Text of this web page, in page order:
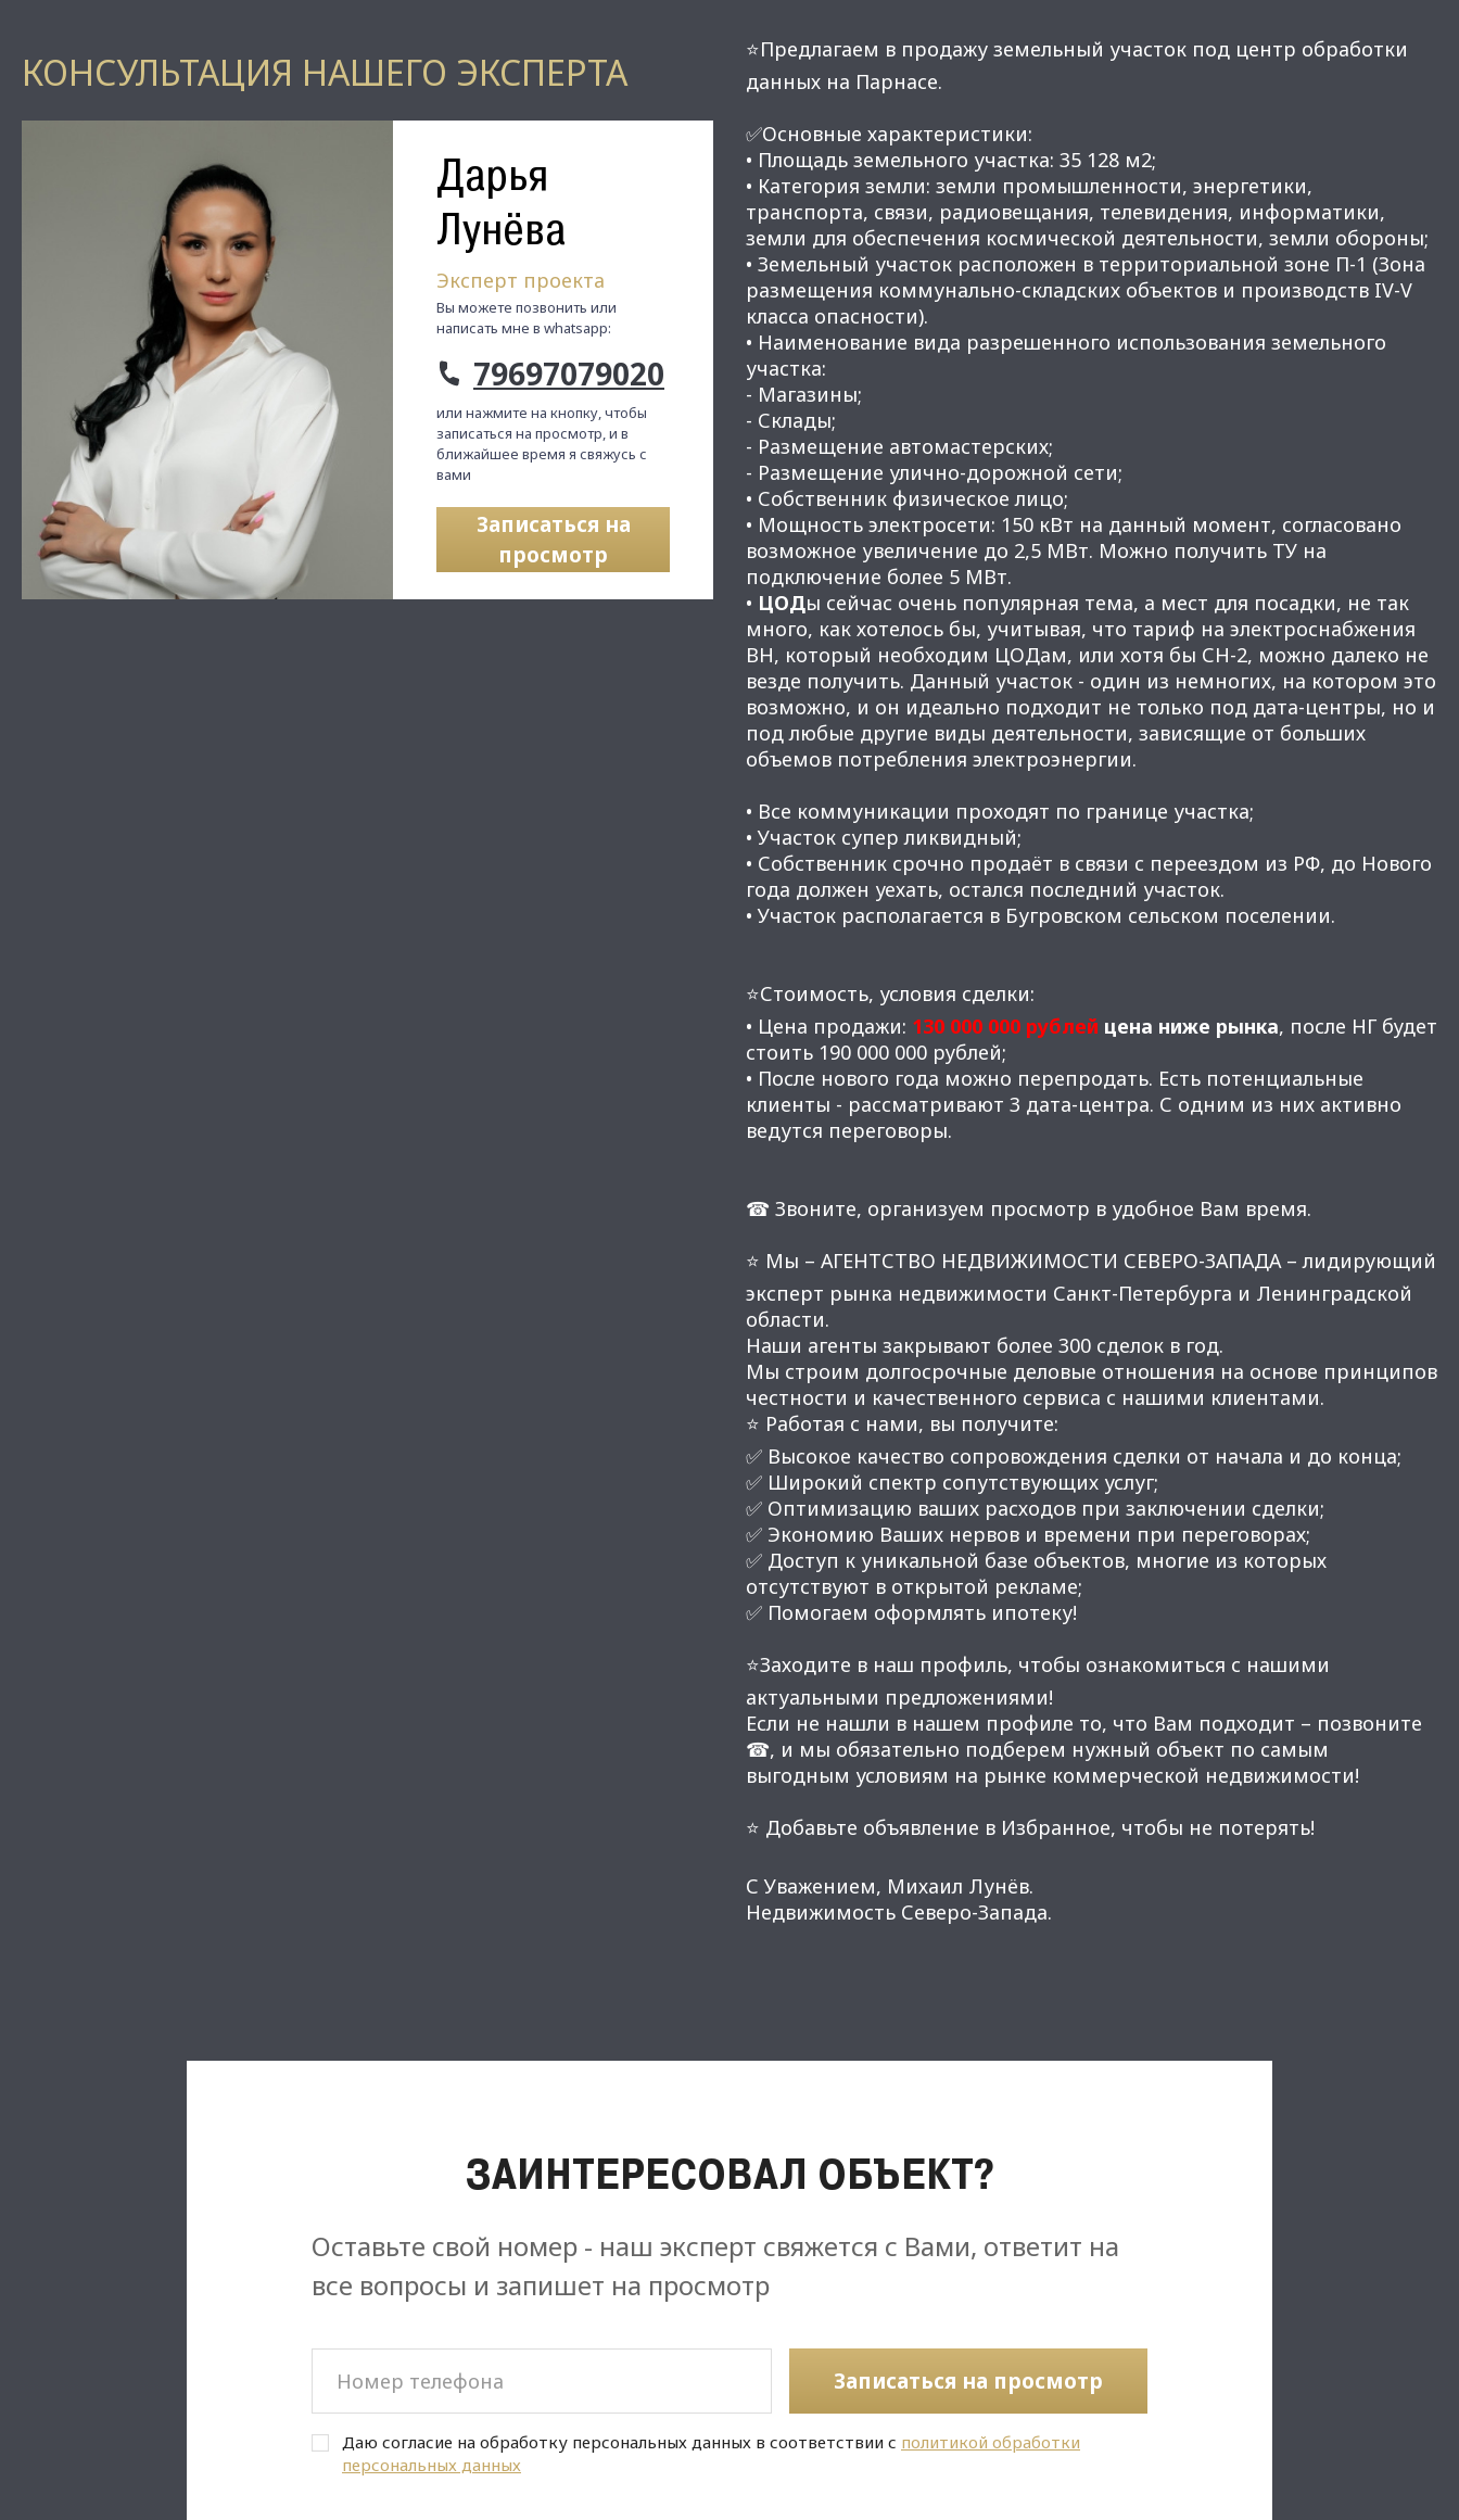
КОНСУЛЬТАЦИЯ НАШЕГО ЭКСПЕРТА
Дарья
Лунёва
Эксперт проекта
Вы можете позвонить или
написать мне в whatsapp:
79697079020
или нажмите на кнопку, чтобы
записаться на просмотр, и в
ближайшее время я свяжусь с
вами
Записаться на
просмотр
⭐Предлагаем в продажу земельный участок под центр обработки
данных на Парнасе.
✅Основные характеристики:
• Площадь земельного участка: 35 128 м2;
• Категория земли: земли промышленности, энергетики,
транспорта, связи, радиовещания, телевидения, информатики,
земли для обеспечения космической деятельности, земли обороны;
• Земельный участок расположен в территориальной зоне П-1 (Зона
размещения коммунально-складских объектов и производств IV-V
класса опасности).
• Наименование вида разрешенного использования земельного
участка:
- Магазины;
- Склады;
- Размещение автомастерских;
​​​​​​​- Размещение улично-дорожной сети;
• Собственник физическое лицо;
• Мощность электросети: 150 кВт на данный момент, согласовано
возможное увеличение до 2,5 МВт. Можно получить ТУ на
подключение более 5 МВт.
• ЦОДы сейчас очень популярная тема, а мест для посадки, не так
много, как хотелось бы, учитывая, что тариф на электроснабжения
ВН, который необходим ЦОДам, или хотя бы СН-2, можно далеко не
везде получить. Данный участок - один из немногих, на котором это
возможно, и он идеально подходит не только под дата-центры, но и
под любые другие виды деятельности, зависящие от больших
объемов потребления электроэнергии.
• Все коммуникации проходят по границе участка;
• Участок супер ликвидный;
• Собственник срочно продаёт в связи с переездом из РФ, до Нового
года должен уехать, остался последний участок.
• Участок располагается в Бугровском сельском поселении.
⭐Стоимость, условия сделки:
• Цена продажи: 130 000 000 рублей цена ниже рынка, после НГ будет
стоить 190 000 000 рублей;
• После нового года можно перепродать. Есть потенциальные
клиенты - рассматривают 3 дата-центра. С одним из них активно
ведутся переговоры.
☎ Звоните, организуем просмотр в удобное Вам время.
⭐ Мы – АГЕНТСТВО НЕДВИЖИМОСТИ СЕВЕРО-ЗАПАДА – лидирующий
эксперт рынка недвижимости Санкт-Петербурга и Ленинградской
области.
Наши агенты закрывают более 300 сделок в год.
Мы строим долгосрочные деловые отношения на основе принципов
честности и качественного сервиса с нашими клиентами.
⭐ Работая с нами, вы получите:
✅ Высокое качество сопровождения сделки от начала и до конца;
✅ Широкий спектр сопутствующих услуг;
✅ Оптимизацию ваших расходов при заключении сделки;
✅ Экономию Ваших нервов и времени при переговорах;
✅ Доступ к уникальной базе объектов, многие из которых
отсутствуют в открытой рекламе;
✅ Помогаем оформлять ипотеку!
⭐Заходите в наш профиль, чтобы ознакомиться с нашими
актуальными предложениями!
Если не нашли в нашем профиле то, что Вам подходит – позвоните
☎, и мы обязательно подберем нужный объект по самым
выгодным условиям на рынке коммерческой недвижимости!
⭐ Добавьте объявление в Избранное, чтобы не потерять!
С Уважением, Михаил Лунёв.
Недвижимость Северо-Запада.
ЗАИНТЕРЕСОВАЛ ОБЪЕКТ?
Оставьте свой номер - наш эксперт свяжется с Вами, ответит на
все вопросы и запишет на просмотр
Записаться на просмотр
Даю согласие на обработку персональных данных в соответствии с политикой обработки
персональных данных